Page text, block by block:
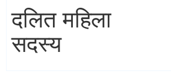
दलित महिला
सदस्य